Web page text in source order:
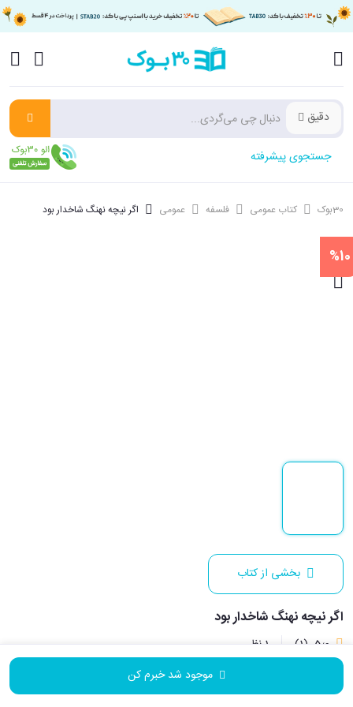
دقیق
جستجوی پیشرفته
30بوک کتاب عمومی فلسفه عمومی اگر نیچه نهنگ شاخدار بود
%10
بخشی از کتاب
اگر نیچه نهنگ شاخدار بود
5٫0 (1) 1 نظر
نویسنده: جاستین گرگ
موجود شد خبرم کن